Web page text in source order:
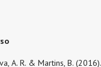
A. R. & Martins, B. (2016).